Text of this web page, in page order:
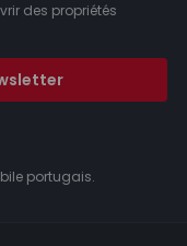
des propriétés
portugais.